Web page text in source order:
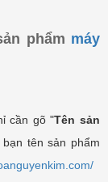
phẩm máy
cần gõ "Tên sản
tên sản phẩm